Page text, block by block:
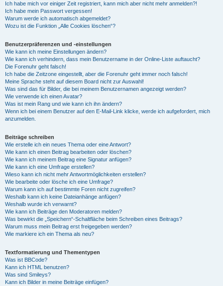
Ich habe mich vor einiger Zeit registriert, kann mich aber nicht mehr anmelden?!
Ich habe mein Passwort vergessen!
Warum werde ich automatisch abgemeldet?
Wozu ist die Funktion „Alle Cookies löschen“?
Benutzerpräferenzen und -einstellungen
Wie kann ich meine Einstellungen ändern?
Wie kann ich verhindern, dass mein Benutzername in der Online-Liste auftaucht?
Die Forenuhr geht falsch!
Ich habe die Zeitzone eingestellt, aber die Forenuhr geht immer noch falsch!
Meine Sprache steht auf diesem Board nicht zur Auswahl!
Was sind das für Bilder, die bei meinem Benutzernamen angezeigt werden?
Wie verwende ich einen Avatar?
Was ist mein Rang und wie kann ich ihn ändern?
Wenn ich bei einem Benutzer auf den E-Mail-Link klicke, werde ich aufgefordert, mich
anzumelden.
Beiträge schreiben
Wie erstelle ich ein neues Thema oder eine Antwort?
Wie kann ich einen Beitrag bearbeiten oder löschen?
Wie kann ich meinem Beitrag eine Signatur anfügen?
Wie kann ich eine Umfrage erstellen?
Wieso kann ich nicht mehr Antwortmöglichkeiten erstellen?
Wie bearbeite oder lösche ich eine Umfrage?
Warum kann ich auf bestimmte Foren nicht zugreifen?
Weshalb kann ich keine Dateianhänge anfügen?
Weshalb wurde ich verwarnt?
Wie kann ich Beiträge den Moderatoren melden?
Was bewirkt die „Speichern“-Schaltfläche beim Schreiben eines Beitrags?
Warum muss mein Beitrag erst freigegeben werden?
Wie markiere ich ein Thema als neu?
Textformatierung und Thementypen
Was ist BBCode?
Kann ich HTML benutzen?
Was sind Smileys?
Kann ich Bilder in meine Beiträge einfügen?